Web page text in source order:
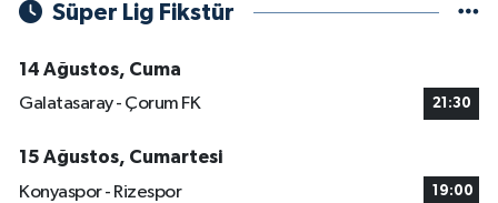
Süper Lig Fikstür
14 Ağustos, Cuma
Galatasaray - Çorum FK
21:30
15 Ağustos, Cumartesi
Konyaspor - Rizespor
19:00